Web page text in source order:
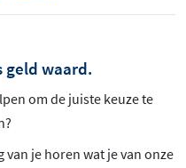
geld waard.
om de juiste keuze te
je horen wat je van onze